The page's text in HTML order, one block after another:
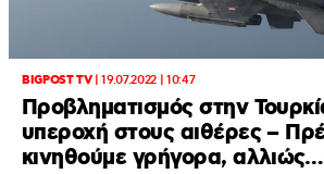
BIGPOST TV|19.07.2022 | 10:47
Προβληματισμός στην
υπεροχή στους αιθέρες –
κινηθούμε γρήγορα,